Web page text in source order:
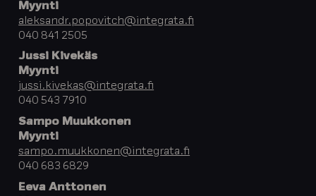
Myynti
aleksandr.popovitch@integrata.fi
040 841 2505
Jussi Kivekäs
Myynti
jussi.kivekas@integrata.fi
040 543 7910
Sampo Muukkonen
Myynti
sampo.muukkonen@integrata.fi
040 683 6829
Eeva Anttonen